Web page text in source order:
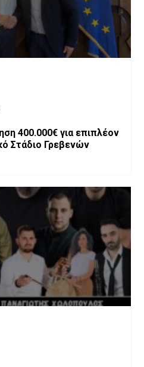
400.000€ για επιπλέον
Στάδιο Γρεβενών